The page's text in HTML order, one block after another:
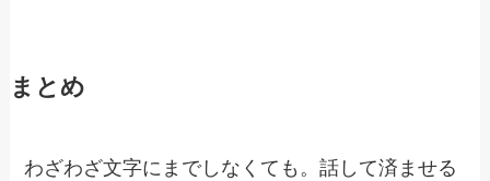
まとめ
わざわざ文字にまでしなくても。話して済ませる